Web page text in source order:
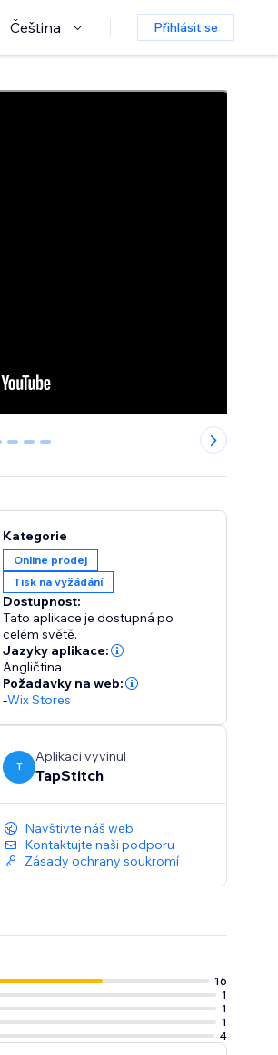
Čeština Přihlásit se
2 3 4
Kategorie
Online prodej
Tisk na vyžádání
Dostupnost:
Tato aplikace je dostupná po
celém světě.
Jazyky aplikace:
Angličtina
Požadavky na web:
-Wix Stores
T
Aplikaci vyvinul
TapStitch
Navštivte náš web
Kontaktujte naši podporu
Zásady ochrany soukromí
16
1
1
1
4